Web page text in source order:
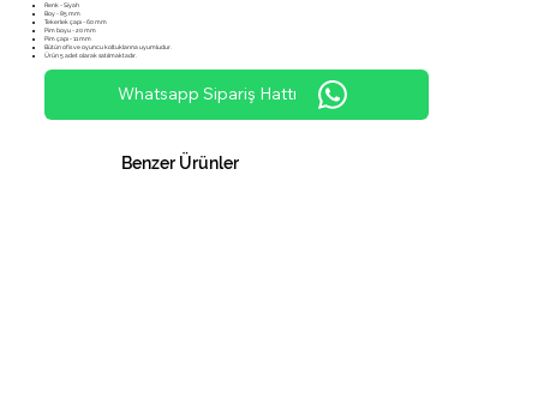
Renk - Siyah
Boy - 85 mm
Tekerlek çapı - 60 mm
Pim boyu - 20 mm
Pim çapı - 11 mm
Bütün ofis ve oyuncu koltuklarına uyumludur.
Ürün 5 adet olarak satılmaktadır.
Whatsapp Sipariş Hattı
Benzer Ürünler